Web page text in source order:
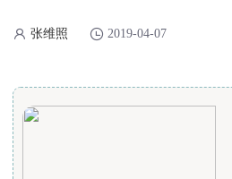
张维照 2019-04-07